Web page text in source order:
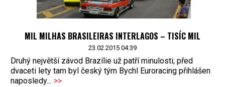
MIL MILHAS BRASILEIRAS INTERLAGOS – TISÍC MIL
23.02.2015 04:39
Druhý největší závod Brazílie už patří minulosti; před
dvaceti lety tam byl český tým Bychl Euroracing přihlášen
naposledy... >>